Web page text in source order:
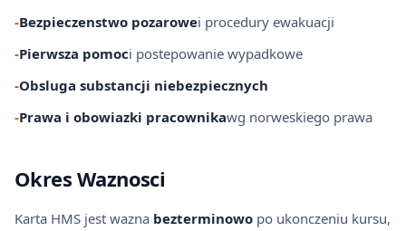
-Bezpieczenstwo pozarowei procedury ewakuacji
-Pierwsza pomoci postepowanie wypadkowe
-Obsluga substancji niebezpiecznych
-Prawa i obowiazki pracownikawg norweskiego prawa
Okres Waznosci
Karta HMS jest wazna bezterminowo po ukonczeniu kursu,